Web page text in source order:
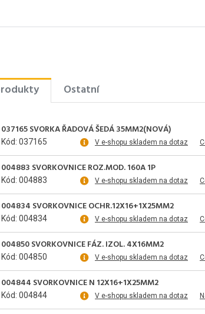
Ostatní
037165 SVORKA ŘADOVÁ ŠEDÁ 35MM2(NOVÁ)
Kód: 037165 V e-shopu skladem na dotaz
004883 SVORKOVNICE ROZ.MOD. 160A 1P
Kód: 004883 V e-shopu skladem na dotaz
004834 SVORKOVNICE OCHR.12X16+1X25MM2
Kód: 004834 V e-shopu skladem na dotaz
004850 SVORKOVNICE FÁZ. IZOL. 4X16MM2
Kód: 004850 V e-shopu skladem na dotaz
004844 SVORKOVNICE N 12X16+1X25MM2
Kód: 004844 V e-shopu skladem na dotaz